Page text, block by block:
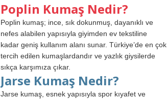
Poplin Kumaş Nedir?
Poplin kumaş; ince, sık dokunmuş, dayanıklı ve
nefes alabilen yapısıyla giyimden ev tekstiline
kadar geniş kullanım alanı sunar. Türkiye’de en çok
tercih edilen kumaşlardandır ve yazlık giysilerde
sıkça karşımıza çıkar.
Jarse Kumaş Nedir?
Jarse kumaş, esnek yapısıyla spor kıyafet ve